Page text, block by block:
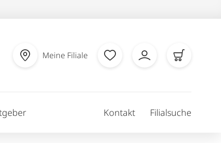
Meine Filiale
Kontakt Filialsuche